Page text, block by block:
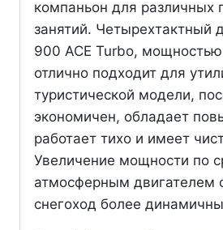
компаньон для различных
занятий. Четырехтактный
900 ACE Turbo,
отлично подходит для
туристической модели,
экономичен, обладает
работает тихо и имеет
Увеличение мощности по
атмосферным двигателем
снегоход более